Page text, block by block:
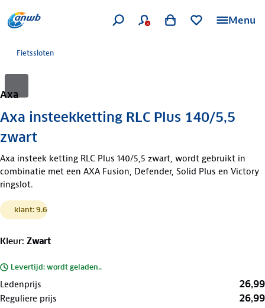
Menu
Fietssloten
Axa
Axa insteekketting RLC Plus 140/5,5
zwart
Axa insteek ketting RLC Plus 140/5,5 zwart, wordt gebruikt in
combinatie met een AXA Fusion, Defender, Solid Plus en Victory
ringslot.
klant: 9.6
Kleur: Zwart
Levertijd: wordt geladen..
Ledenprijs 26,99
Reguliere prijs 26,99